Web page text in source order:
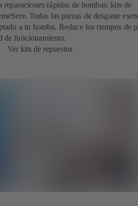
rápidas de bombas: kits de
Todas las piezas de desgaste
a tu bomba. Reduce los tiempos de
de funcionamiento.
Ver kits de repuestos